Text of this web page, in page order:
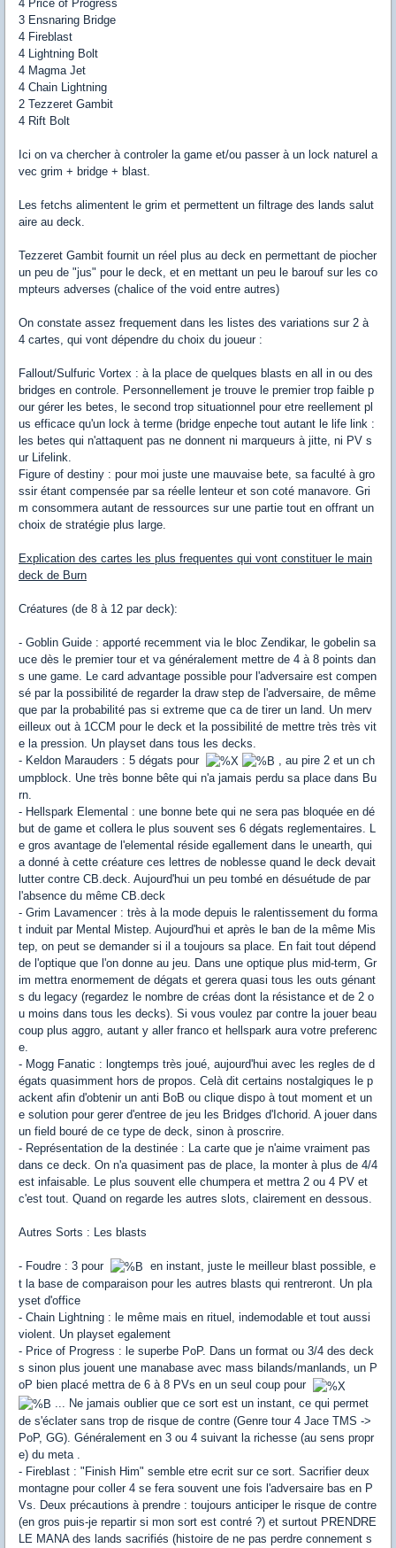
4 Price of Progress
3 Ensnaring Bridge
4 Fireblast
4 Lightning Bolt
4 Magma Jet
4 Chain Lightning
2 Tezzeret Gambit
4 Rift Bolt
Ici on va chercher à controler la game et/ou passer à un lock naturel a
vec grim + bridge + blast.
Les fetchs alimentent le grim et permettent un filtrage des lands salut
aire au deck.
Tezzeret Gambit fournit un réel plus au deck en permettant de piocher
un peu de "jus" pour le deck, et en mettant un peu le barouf sur les co
mpteurs adverses (chalice of the void entre autres)
On constate assez frequement dans les listes des variations sur 2 à
4 cartes, qui vont dépendre du choix du joueur :
Fallout/Sulfuric Vortex : à la place de quelques blasts en all in ou des
bridges en controle. Personnellement je trouve le premier trop faible p
our gérer les betes, le second trop situationnel pour etre reellement pl
us efficace qu'un lock à terme (bridge enpeche tout autant le life link :
les betes qui n'attaquent pas ne donnent ni marqueurs à jitte, ni PV s
ur Lifelink.
Figure of destiny : pour moi juste une mauvaise bete, sa faculté à gro
ssir étant compensée par sa réelle lenteur et son coté manavore. Gri
m consommera autant de ressources sur une partie tout en offrant un
choix de stratégie plus large.
Explication des cartes les plus frequentes qui vont constituer le main
deck de Burn
Créatures (de 8 à 12 par deck):
- Goblin Guide : apporté recemment via le bloc Zendikar, le gobelin sa
uce dès le premier tour et va généralement mettre de 4 à 8 points dan
s une game. Le card advantage possible pour l'adversaire est compen
sé par la possibilité de regarder la draw step de l'adversaire, de même
que par la probabilité pas si extreme que ca de tirer un land. Un merv
eilleux out à 1CCM pour le deck et la possibilité de mettre très très vit
e la pression. Un playset dans tous les decks.
- Keldon Marauders : 5 dégats pour
, au pire 2 et un ch
umpblock. Une très bonne bête qui n'a jamais perdu sa place dans Bu
rn.
- Hellspark Elemental : une bonne bete qui ne sera pas bloquée en dé
but de game et collera le plus souvent ses 6 dégats reglementaires. L
e gros avantage de l'elemental réside egallement dans le unearth, qui
a donné à cette créature ces lettres de noblesse quand le deck devait
lutter contre CB.deck. Aujourd'hui un peu tombé en désuétude de par
l'absence du même CB.deck
- Grim Lavamencer : très à la mode depuis le ralentissement du forma
t induit par Mental Mistep. Aujourd'hui et après le ban de la même Mis
tep, on peut se demander si il a toujours sa place. En fait tout dépend
de l'optique que l'on donne au jeu. Dans une optique plus mid-term, Gr
im mettra enormement de dégats et gerera quasi tous les outs génant
s du legacy (regardez le nombre de créas dont la résistance et de 2 o
u moins dans tous les decks). Si vous voulez par contre la jouer beau
coup plus aggro, autant y aller franco et hellspark aura votre preferenc
e.
- Mogg Fanatic : longtemps très joué, aujourd'hui avec les regles de d
égats quasimment hors de propos. Celà dit certains nostalgiques le p
ackent afin d'obtenir un anti BoB ou clique dispo à tout moment et un
e solution pour gerer d'entree de jeu les Bridges d'Ichorid. A jouer dans
un field bouré de ce type de deck, sinon à proscrire.
- Représentation de la destinée : La carte que je n'aime vraiment pas
dans ce deck. On n'a quasiment pas de place, la monter à plus de 4/4
est infaisable. Le plus souvent elle chumpera et mettra 2 ou 4 PV et
c'est tout. Quand on regarde les autres slots, clairement en dessous.
Autres Sorts : Les blasts
- Foudre : 3 pour
en instant, juste le meilleur blast possible, e
t la base de comparaison pour les autres blasts qui rentreront. Un pla
yset d'office
- Chain Lightning : le même mais en rituel, indemodable et tout aussi
violent. Un playset egalement
- Price of Progress : le superbe PoP. Dans un format ou 3/4 des deck
s sinon plus jouent une manabase avec mass bilands/manlands, un P
oP bien placé mettra de 6 à 8 PVs en un seul coup pour
... Ne jamais oublier que ce sort est un instant, ce qui permet
de s'éclater sans trop de risque de contre (Genre tour 4 Jace TMS ->
PoP, GG). Généralement en 3 ou 4 suivant la richesse (au sens propr
e) du meta .
- Fireblast : "Finish Him" semble etre ecrit sur ce sort. Sacrifier deux
montagne pour coller 4 se fera souvent une fois l'adversaire bas en P
Vs. Deux précautions à prendre : toujours anticiper le risque de contre
(en gros puis-je repartir si mon sort est contré ?) et surtout PRENDRE
LE MANA des lands sacrifiés (histoire de ne pas perdre connement s